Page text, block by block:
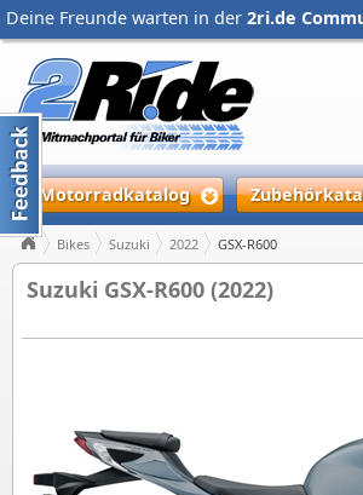
Deine Freunde warten in der 2ri.de
Motorradkatalog
Bikes Suzuki 2022 GSX-R600
Suzuki GSX-R600 (2022)